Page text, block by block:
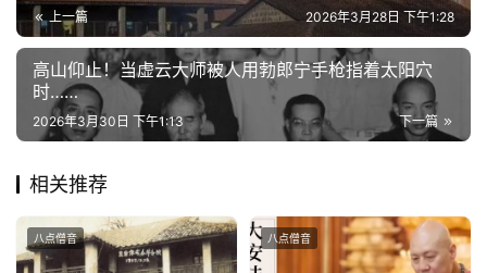
上一篇 2026年3月28日 下午1:28
高山仰止！当虚云大师被人用勃郎宁手枪指着太阳穴
时……
下一篇
2026年3月30日 下午1:13
相关推荐
八点僧音 八点僧音